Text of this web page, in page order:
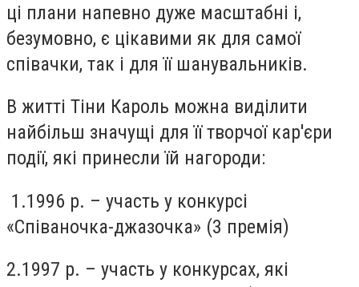
ці плани напевно дуже масштабні і,
безумовно, є цікавими як для самої
співачки, так і для її шанувальників.
В житті Тіни Кароль можна виділити
найбільш значущі для її творчої кар'єри
події, які принесли їй нагороди:
1.1996 р. – участь у конкурсі
«Співаночка-джазочка» (3 премія)
2.1997 р. – участь у конкурсах, які